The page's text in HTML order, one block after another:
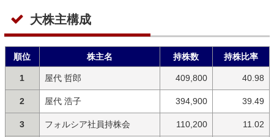
大株主構成
順位 株主名 持株数 持株比率
1 屋代 哲郎 409,800 40.98
2 屋代 浩子 394,900 39.49
3 フォルシア社員持株会 110,200 11.02